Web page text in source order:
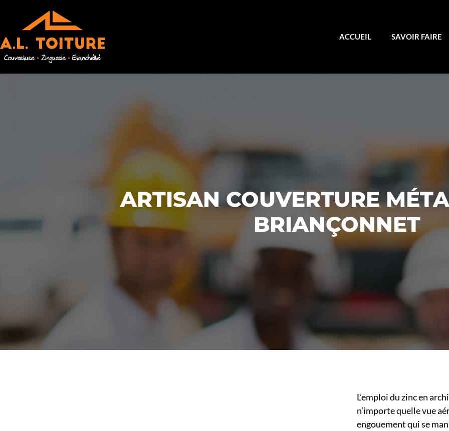
ACCUEIL SAVOIR FAIRE
ARTISAN COUVERTURE
BRIANÇONNET
L’emploi du zinc en
n’importe quelle vue
engouement qui se